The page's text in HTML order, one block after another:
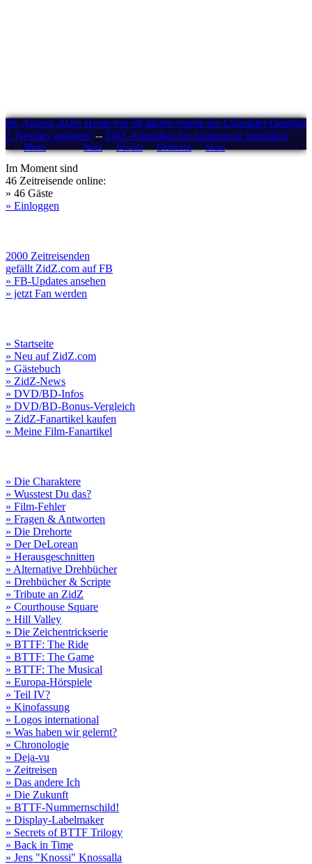
06. August 2026: Heute vor 58 Jahren wurde der Charakter Douglas
J. Needles geboren! -- ZidZ-Fanartikel bei Amazon.de bestellen!
Menü Start Forum Drehorte Stars
Im Moment sind
46 Zeitreisende online:
» 46 Gäste
» Einloggen
2000 Zeitreisenden
gefällt ZidZ.com auf FB
» FB-Updates ansehen
» jetzt Fan werden
» Startseite
» Neu auf ZidZ.com
» Gästebuch
» ZidZ-News
» DVD/BD-Infos
» DVD/BD-Bonus-Vergleich
» ZidZ-Fanartikel kaufen
» Meine Film-Fanartikel
» Die Charaktere
» Wusstest Du das?
» Film-Fehler
» Fragen & Antworten
» Die Drehorte
» Der DeLorean
» Herausgeschnitten
» Alternative Drehbücher
» Drehbücher & Scripte
» Tribute an ZidZ
» Courthouse Square
» Hill Valley
» Die Zeichentrickserie
» BTTF: The Ride
» BTTF: The Game
» BTTF: The Musical
» Europa-Hörspiele
» Teil IV?
» Kinofassung
» Logos international
» Was haben wir gelernt?
» Chronologie
» Deja-vu
» Zeitreisen
» Das andere Ich
» Die Zukunft
» BTTF-Nummernschild!
» Display-Labelmaker
» Secrets of BTTF Trilogy
» Back in Time
» Jens "Knossi" Knossalla